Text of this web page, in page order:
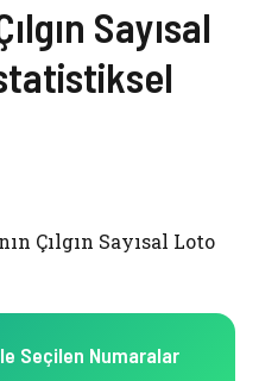
Sayısal
Çılgın Sayısal Loto
Seçilen Numaralar